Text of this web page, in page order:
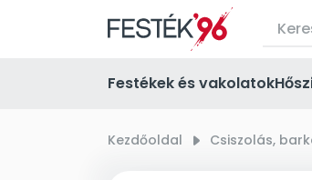
Festékek és vakolatok
Kezdőoldal right_small Csiszolás,